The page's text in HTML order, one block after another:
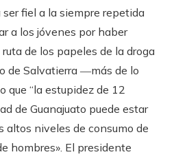
ser fiel a la siempre repetida
a los jóvenes por haber
de los papeles de la droga
de Salvatierra ―más de lo
que “la estupidez de 12
de Guanajuato puede estar
altos niveles de consumo de
hombres». El presidente